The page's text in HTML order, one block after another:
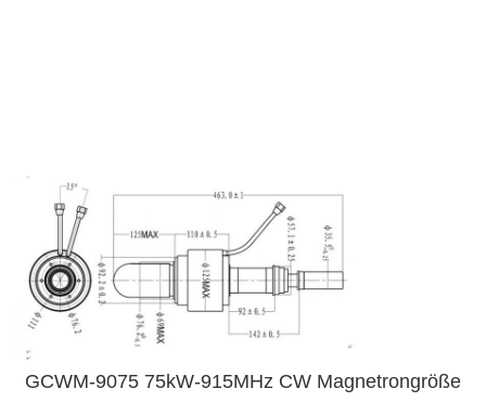
GCWM-9075 75kW-915MHz CW Magnetrongröße